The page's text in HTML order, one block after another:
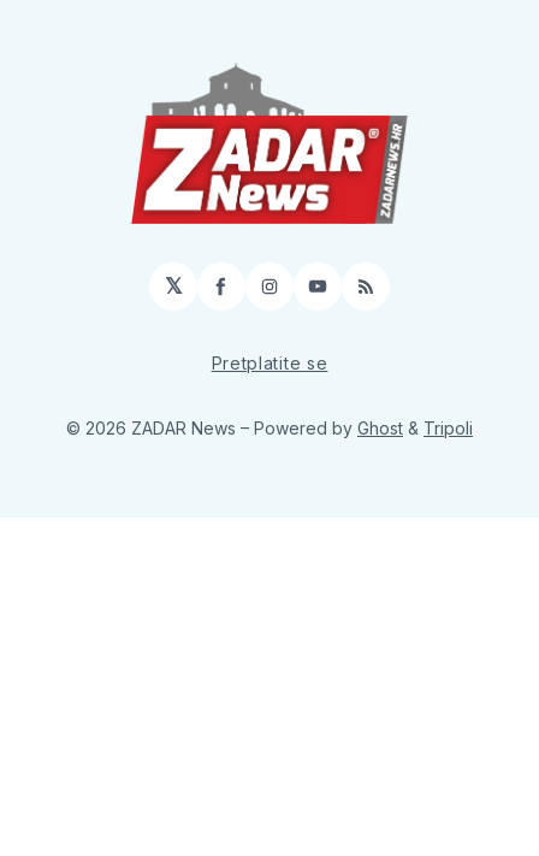
𝕏 Facebook
Instagram
YouTube
RSS
Pretplatite se
© 2026 ZADAR News – Powered by Ghost & Tripoli